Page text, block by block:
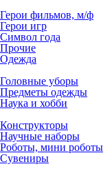
Герои фильмов, м/ф
Герои игр
Символ года
Прочие
Одежда
Головные уборы
Предметы одежды
Наука и хобби
Конструкторы
Научные наборы
Роботы, мини роботы
Сувениры